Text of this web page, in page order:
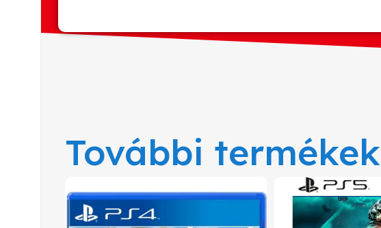
További termékek